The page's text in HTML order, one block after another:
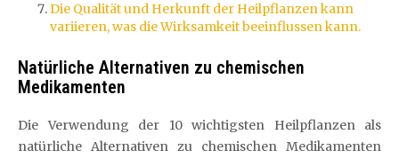
Die Qualität und Herkunft der Heilpflanzen kann
variieren, was die Wirksamkeit beeinflussen kann.
Natürliche Alternativen zu chemischen
Medikamenten
Die Verwendung der 10 wichtigsten Heilpflanzen als
natürliche Alternativen zu chemischen Medikamenten